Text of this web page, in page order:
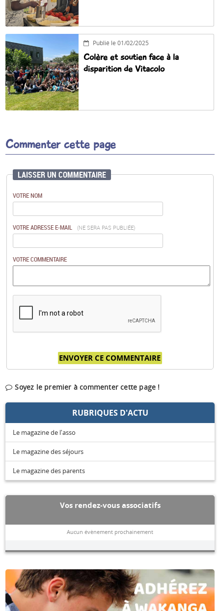
Publié le 01/02/2025
Colère et soutien face à la
disparition de Vitacolo
Commenter cette page
LAISSER UN COMMENTAIRE
VOTRE NOM
VOTRE ADRESSE E-MAIL (NE SERA PAS PUBLIÉE)
VOTRE COMMENTAIRE
Soyez le premier à commenter cette page !
RUBRIQUES D'ACTU
Le magazine de l'asso
Le magazine des séjours
Le magazine des parents
Vos rendez-vous associatifs
Aucun évènement prochainement